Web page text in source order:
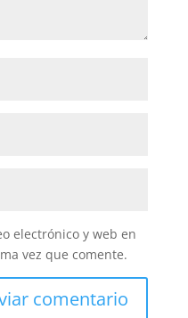
electrónico y web en
vez que comente.